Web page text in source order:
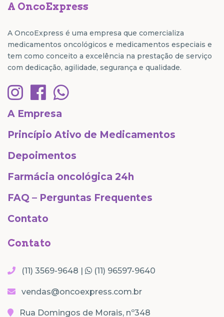
A OncoExpress
A OncoExpress é uma empresa que comercializa
medicamentos oncológicos e medicamentos especiais e
tem como conceito a excelência na prestação de serviço
com dedicação, agilidade, segurança e qualidade.
A Empresa
Princípio Ativo de Medicamentos
Depoimentos
Farmácia oncológica 24h
FAQ – Perguntas Frequentes
Contato
Contato
(11) 3569-9648 | (11) 96597-9640
vendas@oncoexpress.com.br
Rua Domingos de Morais, nº348